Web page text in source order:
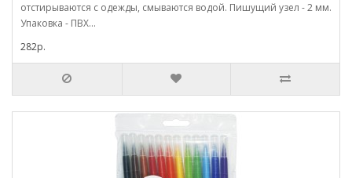
отстирываются с одежды, смываются водой. Пишущий узел - 2 мм.
Упаковка - ПВХ...
282р.